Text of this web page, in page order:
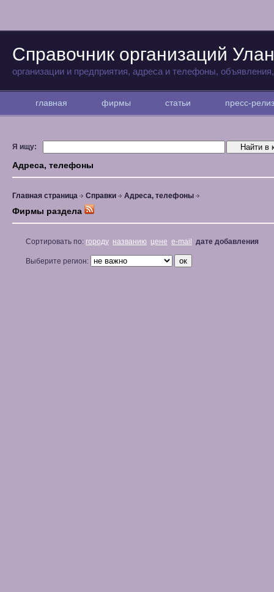
Справочник организаций
организации и предприятия, адреса и телефоны,
главная фирмы статьи пресс-
Я ищу:
Адреса, телефоны
Главная страница Справки Адреса, телефоны
Фирмы раздела
Сортировать по: городу названию цене e-mail дате добавления
Выберите регион: